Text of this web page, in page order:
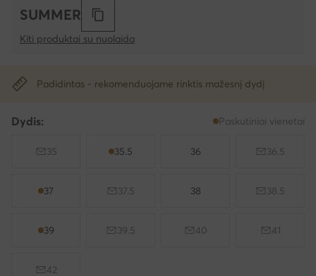
SUMMER
Kiti produktai su nuolaida
Padidintas - rekomenduojame rinktis mažesnį dydį
Dydis: Paskutiniai vienetai
35 35.5 36 36.5
37 37.5 38 38.5
39 39.5 40 41
42